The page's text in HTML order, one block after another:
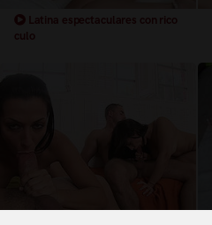
Latina espectaculares con rico
culo